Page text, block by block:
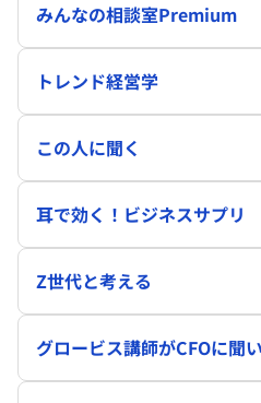
みんなの相談室Premium
トレンド経営学
この人に聞く
耳で効く！ビジネスサプリ
Z世代と考える
グロービス講師がCFOに聞